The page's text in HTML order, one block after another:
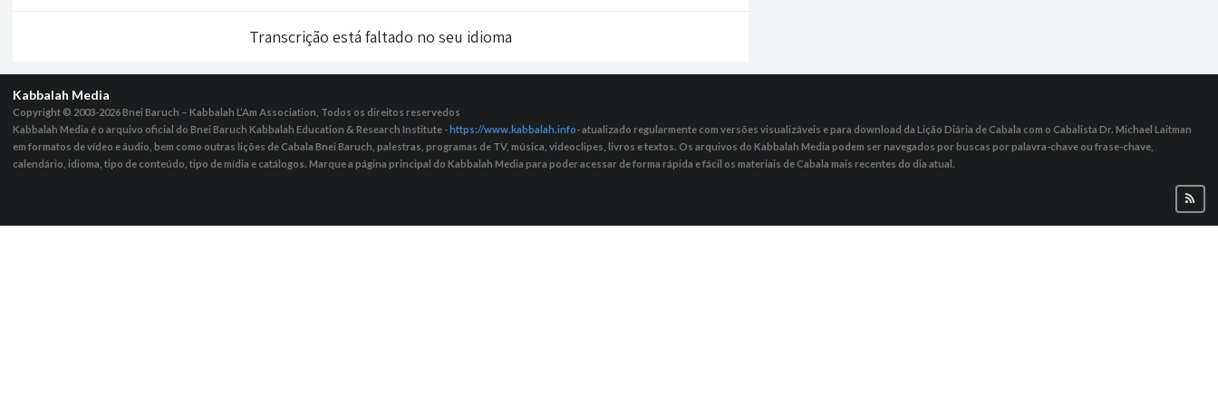
Transcrição está faltado no seu idioma
Kabbalah Media
Copyright © 2003-2026Bnei Baruch – Kabbalah L’Am Association, Todos os direitos reservedos
Kabbalah Media é o arquivo oficial do Bnei Baruch Kabbalah Education & Research Institute -https://www.kabbalah.info- atualizado regularmente com versões visualizáveis ​​e para download da Lição Diária de Cabala com o Cabalista Dr. Michael Laitman
em formatos de vídeo e áudio, bem como outras lições de Cabala Bnei Baruch, palestras, programas de TV, música, videoclipes, livros e textos. Os arquivos do Kabbalah Media podem ser navegados por buscas por palavra-chave ou frase-chave,
calendário, idioma, tipo de conteúdo, tipo de mídia e catálogos. Marque a página principal do Kabbalah Media para poder acessar de forma rápida e fácil os materiais de Cabala mais recentes do dia atual.